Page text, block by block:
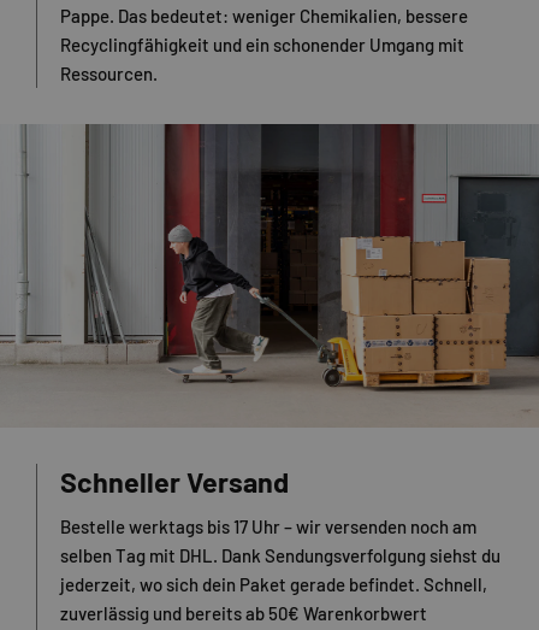
Pappe. Das bedeutet: weniger Chemikalien, bessere
Recyclingfähigkeit und ein schonender Umgang mit
Ressourcen.
Schneller Versand
Bestelle werktags bis 17 Uhr – wir versenden noch am
selben Tag mit DHL. Dank Sendungsverfolgung siehst du
jederzeit, wo sich dein Paket gerade befindet. Schnell,
zuverlässig und bereits ab 50€ Warenkorbwert